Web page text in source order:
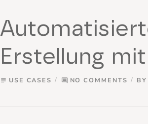
Erstellung
subject USE CASES comment NO COMMENTS BY